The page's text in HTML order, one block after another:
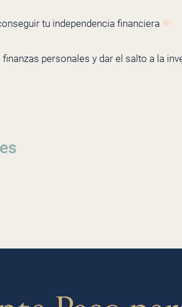
tu independencia financiera
personales y dar el salto a la